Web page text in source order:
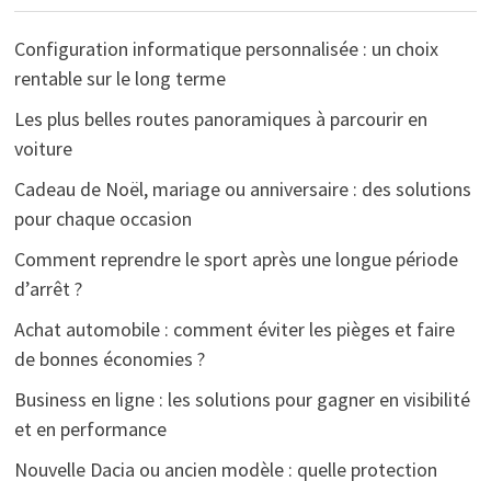
Configuration informatique personnalisée : un choix
rentable sur le long terme
Les plus belles routes panoramiques à parcourir en
voiture
Cadeau de Noël, mariage ou anniversaire : des solutions
pour chaque occasion
Comment reprendre le sport après une longue période
d’arrêt ?
Achat automobile : comment éviter les pièges et faire
de bonnes économies ?
Business en ligne : les solutions pour gagner en visibilité
et en performance
Nouvelle Dacia ou ancien modèle : quelle protection